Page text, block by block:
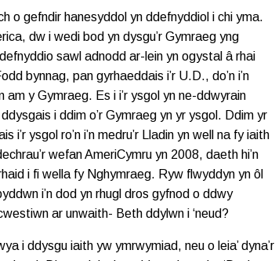
o gefndir hanesyddol yn ddefnyddiol i chi yma.
dw i wedi bod yn dysgu’r Gymraeg yng
sawl adnodd ar-lein yn ogystal â rhai
bynnag, pan gyrhaeddais i’r U.D., do’n i’n
am y Gymraeg. Es i i’r ysgol yn ne-ddwyrain
i ddim o’r Gymraeg yn yr ysgol. Ddim yr
i’r ysgol ro’n i’n medru’r Lladin yn well na fy iaith
wefan AmeriCymru yn 2008, daeth hi’n
i fi wella fy Nghymraeg. Ryw flwyddyn yn ôl
i’n dod yn rhugl dros gyfnod o ddwy
ar unwaith- Beth ddylwn i ‘neud?
i ddysgu iaith yw ymrwymiad, neu o leia’ dyna’r